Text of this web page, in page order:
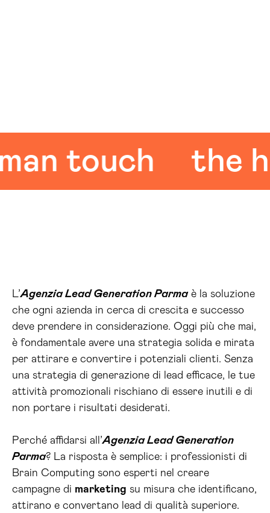
touch the
L’Agenzia Lead Generation Parmaè la soluzione
che ogni azienda in cerca di crescita e successo
deve prendere in considerazione. Oggi più che mai,
è fondamentale avere una strategia solida e mirata
per attirare e convertire i potenziali clienti. Senza
una strategia di generazione di lead efficace, le tue
attività promozionali rischiano di essere inutili e di
non portare i risultati desiderati.
Perché affidarsi all’Agenzia Lead Generation
Parma? La risposta è semplice: i professionisti di
Brain Computing sono esperti nel creare
campagne di marketing su misura che identificano,
attirano e convertano lead di qualità superiore.